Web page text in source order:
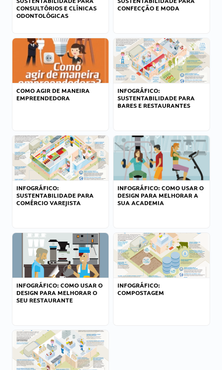
CONSULTÓRIOS E CLÍNICAS
ODONTOLÓGICAS
CONFECÇÃO E MODA
COMO AGIR DE MANEIRA
EMPREENDEDORA
INFOGRÁFICO:
SUSTENTABILIDADE PARA
BARES E RESTAURANTES
INFOGRÁFICO:
SUSTENTABILIDADE PARA
COMÉRCIO VAREJISTA
INFOGRÁFICO: COMO USAR O
DESIGN PARA MELHORAR A
SUA ACADEMIA
INFOGRÁFICO: COMO USAR O
DESIGN PARA MELHORAR O
SEU RESTAURANTE
INFOGRÁFICO:
COMPOSTAGEM